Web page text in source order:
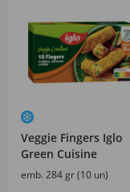
Veggie Fingers Iglo
Green Cuisine
emb. 284 gr (10 un)